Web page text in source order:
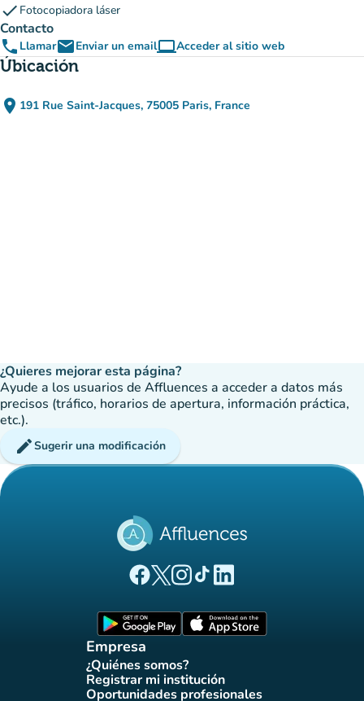
check Fotocopiadora láser
Contacto
phone LlamaremailEnviar un emailcomputerAcceder al sitio web
(nueva pestaña)
Úbicación
place 191 Rue Saint-Jacques, 75005 Paris, France
(abrir en Google Maps)
(nueva pestaña)
¿Quieres mejorar esta página?
Ayude a los usuarios de Affluences a acceder a datos más
precisos (tráfico, horarios de apertura, información práctica,
etc.).
editSugerir una modificación
(nueva pestaña)
(nueva pestaña)
(nueva pestaña)
(nueva pestaña)
(nueva pestaña)
Empresa
¿Quiénes somos?
(nueva pestaña)
Registrar mi institución
(nueva pestaña)
Oportunidades profesionales